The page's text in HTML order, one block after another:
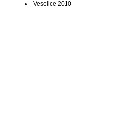
Veselice 2010